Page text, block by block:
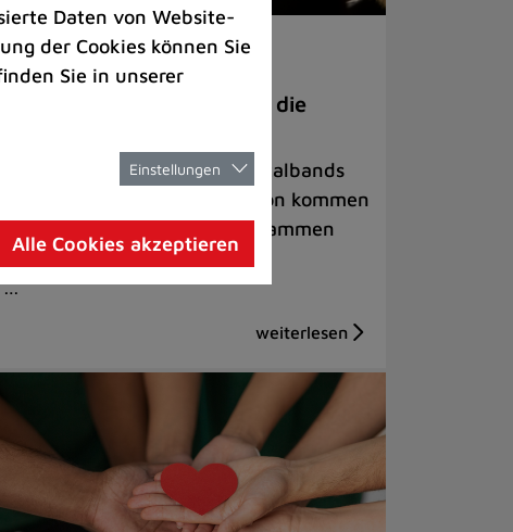
Veranstaltungen
„Manege Madness“ bringt die
Internationale Rock- und Metalbands
und starke Acts aus der Region kommen
am 17. Oktober in Lintorf zusammen
…
Daten von Website-
der Cookies können Sie
Sie in unserer
Einstellungen
Alle Cookies akzeptieren